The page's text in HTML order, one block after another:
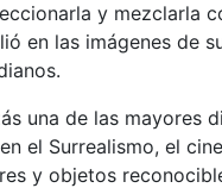
y mezclarla
en las imágenes de
una de las mayores
el Surrealismo, el
y objetos